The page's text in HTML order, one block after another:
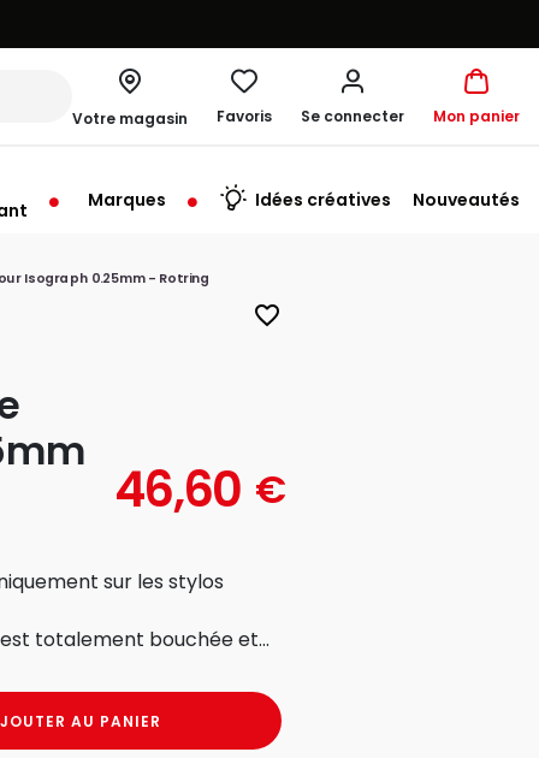
Votre magasin
Vendredi à 09:30
Favoris Se connecter Mon panier
Marques Idées créatives Nouveautés
Isograph 0.25mm - Rotring
favorite_border
46,60 €
sur les stylos
totalement bouchée et...
AU PANIER